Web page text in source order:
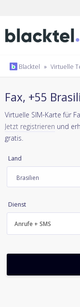
Blacktel » Virtuelle
Fax, +55
Virtuelle SIM-Karte für
Jetzt registrieren und
gratis.
Land
Dienst
Anrufe + SMS